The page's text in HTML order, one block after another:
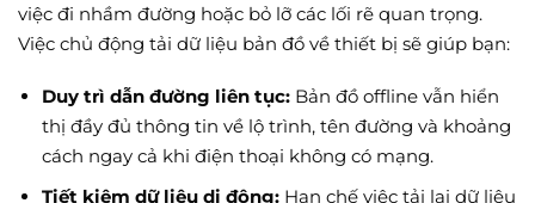
việc đi nhầm đường hoặc bỏ lỡ các lối rẽ quan trọng.
Việc chủ động tải dữ liệu bản đồ về thiết bị sẽ giúp bạn:
Duy trì dẫn đường liên tục:Bản đồ offline vẫn hiển
thị đầy đủ thông tin về lộ trình, tên đường và khoảng
cách ngay cả khi điện thoại không có mạng.
Tiết kiệm dữ liệu di động:Hạn chế việc tải lại dữ liệu